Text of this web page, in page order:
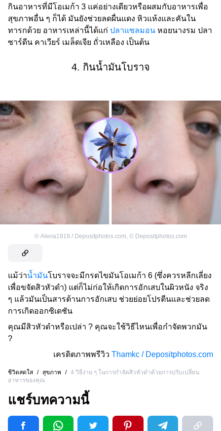
กินอาหารที่มีโอเมก้า 3 แค่อย่างเดียวหรือผสมกับอาหารเพื่อ
สุขภาพอื่น ๆ ก็ได้ มันยังช่วยลดผื่นแดง หิวแห้งและคันใน
ทารกด้วย อาหารเหล่านี้ได้แก่ ปลาแซลมอน หอยนางรม ปลา
ซาร์ดีน คาเวียร์ เมล็ดเจีย ถั่วเหลือง เป็นต้น
4. กินน้ำมันโบราจ
© Alena1919 / Depositphotos.com, © Depositphotos.com
แม้ว่าน้ำมันโบราจจะมีกรดไขมันโอเมก้า 6 (ซึ่งควรหลีกเลี่ยง
เพื่อขจัดสิวหัวดำ) แต่ก็ไม่ก่อให้เกิดการอักเสบในผิวหนัง จริง
ๆ แล้วมันเป็นสารต้านการอักเสบ ช่วยย่อยโปรตีนและช่วยลด
การเกิดออกซิเดชัน
คุณมีสิวหัวดำหรือเปล่า ? คุณจะใช้วิธีไหนเพื่อกำจัดพวกมัน
?
เครดิตภาพพรีวิว Thamkc / Depositphotos.com
ชีวิตสดใส / สุขภาพ / 4 วิธีง่าย ๆ ในการกำจัดสิวหัวดำด้วยการปรับเปลี่ยน
อาหารของคุณ
แชร์บทความนี้